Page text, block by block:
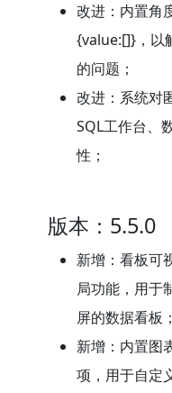
改进：内置角
{value:[]}，以
的问题；
改进：系统对
SQL工作台、
性；
版本：5.5.0
新增：看板可
局功能，用于
屏的数据看板；
新增：内置
项，用于自定